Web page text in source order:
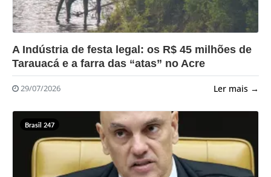
?>
A Indústria de festa legal: os R$ 45 milhões de
Tarauacá e a farra das “atas” no Acre
29/07/2026 Ler mais →
Brasil 247